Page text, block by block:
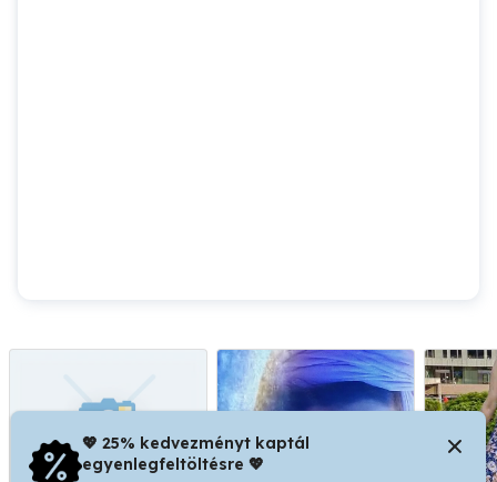
💖 25% kedvezményt kaptál
egyenlegfeltöltésre 💖